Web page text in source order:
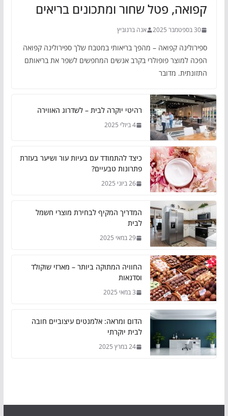
קפואה, פטל שחור ומתכונים בריאים
30 בספטמבר 2025 אנה ברנוביץ
ספירולינה קפואה – מהפך בריאותי במטבח שלך ספירולינה קפואה
הפכה למוצר פופולרי בקרב אנשים המחפשים לשפר את בריאותם
התזונתית. מדובר
רהיטי יוקרה לבית – לשדרוג האווירה
4 ביולי 2025
כיצד להתמודד עם בעיות עור ושיער בעזרת
פתרונות טבעיים?
26 ביוני 2025
המדריך המקיף לבחירת מוצרי חשמל
לבית
29 במאי 2025
החוויה המתוקה ביותר – מארזי שוקולד
וסדנאות
3 במאי 2025
הדום ומראה: אלמנטים עיצוביים חובה
לבית יוקרתי
24 במרץ 2025